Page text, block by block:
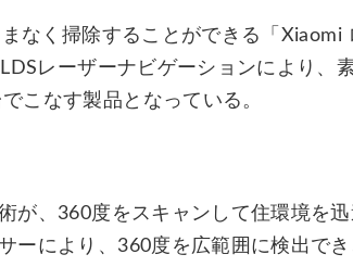
なく掃除することができる「Xiaomi
レーザーナビゲーションにより、
こなす製品となっている。
が、360度をスキャンして住環境を
ーにより、360度を広範囲に検出で